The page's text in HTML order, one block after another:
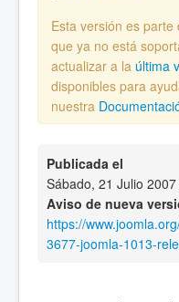
Esta versión es
que ya no está
actualizar a la última
disponibles para
nuestra
Publicada el
Sábado, 21 Julio
Aviso de nueva
https://
3677-joomla-1013-